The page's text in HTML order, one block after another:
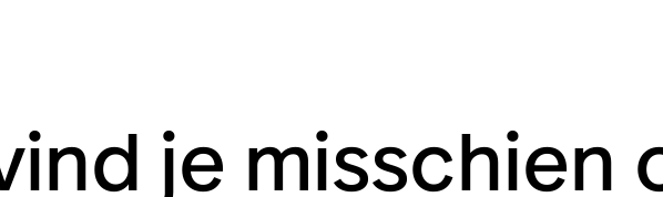
je misschien